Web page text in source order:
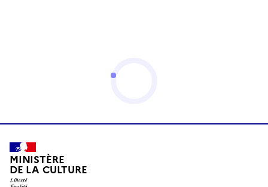
MINISTÈRE
DE LA CULTURE